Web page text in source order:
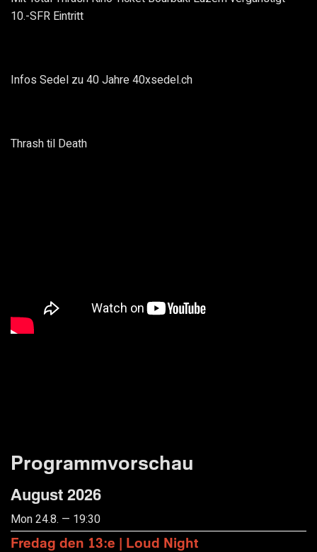
10.-SFR Eintritt
Infos Sedel zu 40 Jahre 40xsedel.ch
Thrash til Death
Programmvorschau
August 2026
Mon 24.8. — 19:30
Fredag den 13:e | Loud Night